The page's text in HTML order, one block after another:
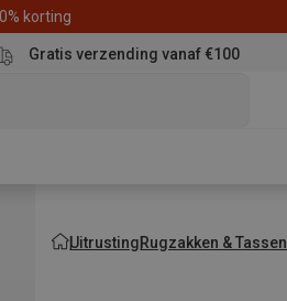
korting
Gratis verzending vanaf €100
UitrustingRugzakken & Tassen